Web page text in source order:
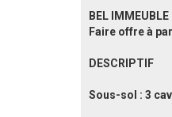
BEL IMMEUBLE
Faire offre à
DESCRIPTIF
Sous-sol : 3